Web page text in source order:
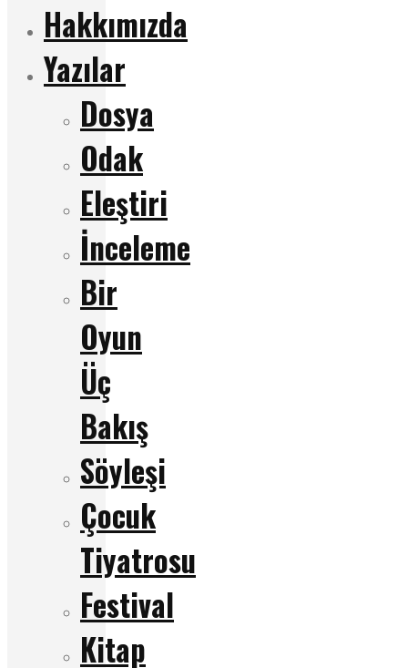
Hakkımızda
Yazılar
Dosya
Odak
Eleştiri
İnceleme
Bir
Oyun
Üç
Bakış
Söyleşi
Çocuk
Tiyatrosu
Festival
Kitap